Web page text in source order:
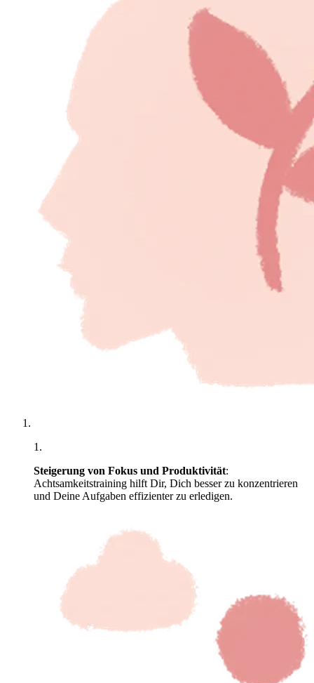
1.
Steigerung von Fokus und Produktivität:
Achtsamkeitstraining hilft Dir, Dich besser zu konzentrieren
und Deine Aufgaben effizienter zu erledigen.